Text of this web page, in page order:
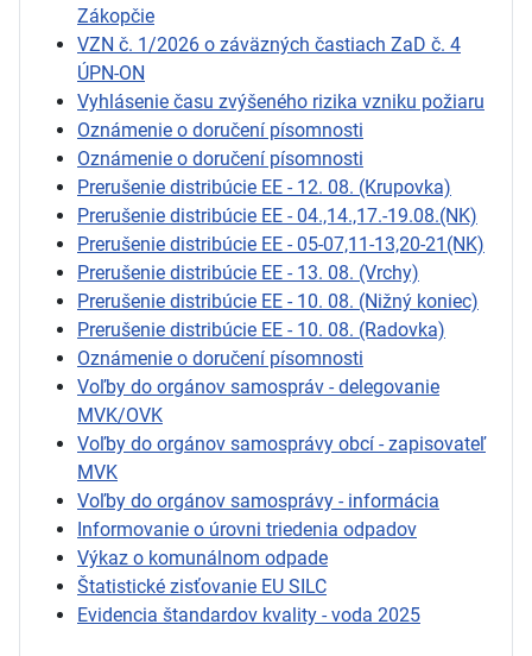
Zákopčie
VZN č. 1/2026 o záväzných častiach ZaD č. 4
ÚPN-ON
Vyhlásenie času zvýšeného rizika vzniku požiaru
Oznámenie o doručení písomnosti
Oznámenie o doručení písomnosti
Prerušenie distribúcie EE - 12. 08. (Krupovka)
Prerušenie distribúcie EE - 04.,14.,17.-19.08.(NK)
Prerušenie distribúcie EE - 05-07,11-13,20-21(NK)
Prerušenie distribúcie EE - 13. 08. (Vrchy)
Prerušenie distribúcie EE - 10. 08. (Nižný koniec)
Prerušenie distribúcie EE - 10. 08. (Radovka)
Oznámenie o doručení písomnosti
Voľby do orgánov samospráv - delegovanie
MVK/OVK
Voľby do orgánov samosprávy obcí - zapisovateľ
MVK
Voľby do orgánov samosprávy - informácia
Informovanie o úrovni triedenia odpadov
Výkaz o komunálnom odpade
Štatistické zisťovanie EU SILC
Evidencia štandardov kvality - voda 2025